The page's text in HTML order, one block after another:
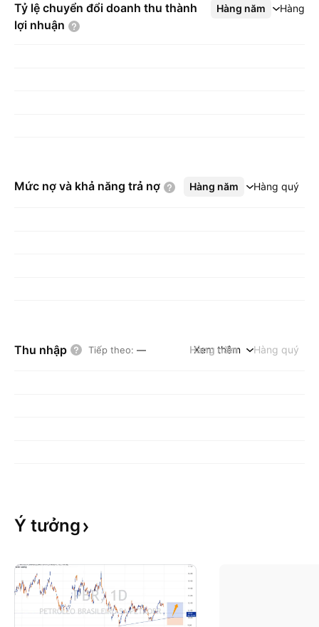
Tỷ lệ chuyển đổi doanh thu thành
lợi nhuận
Hàng năm Hàng
Xem thêm
Mức nợ và khả năng trả nợ Hàng năm Hàng quý
Xem thêm
Thu nhập Tiếp theo: — Hàng năm Hàng quý
Xem thêm
Ý tưởng